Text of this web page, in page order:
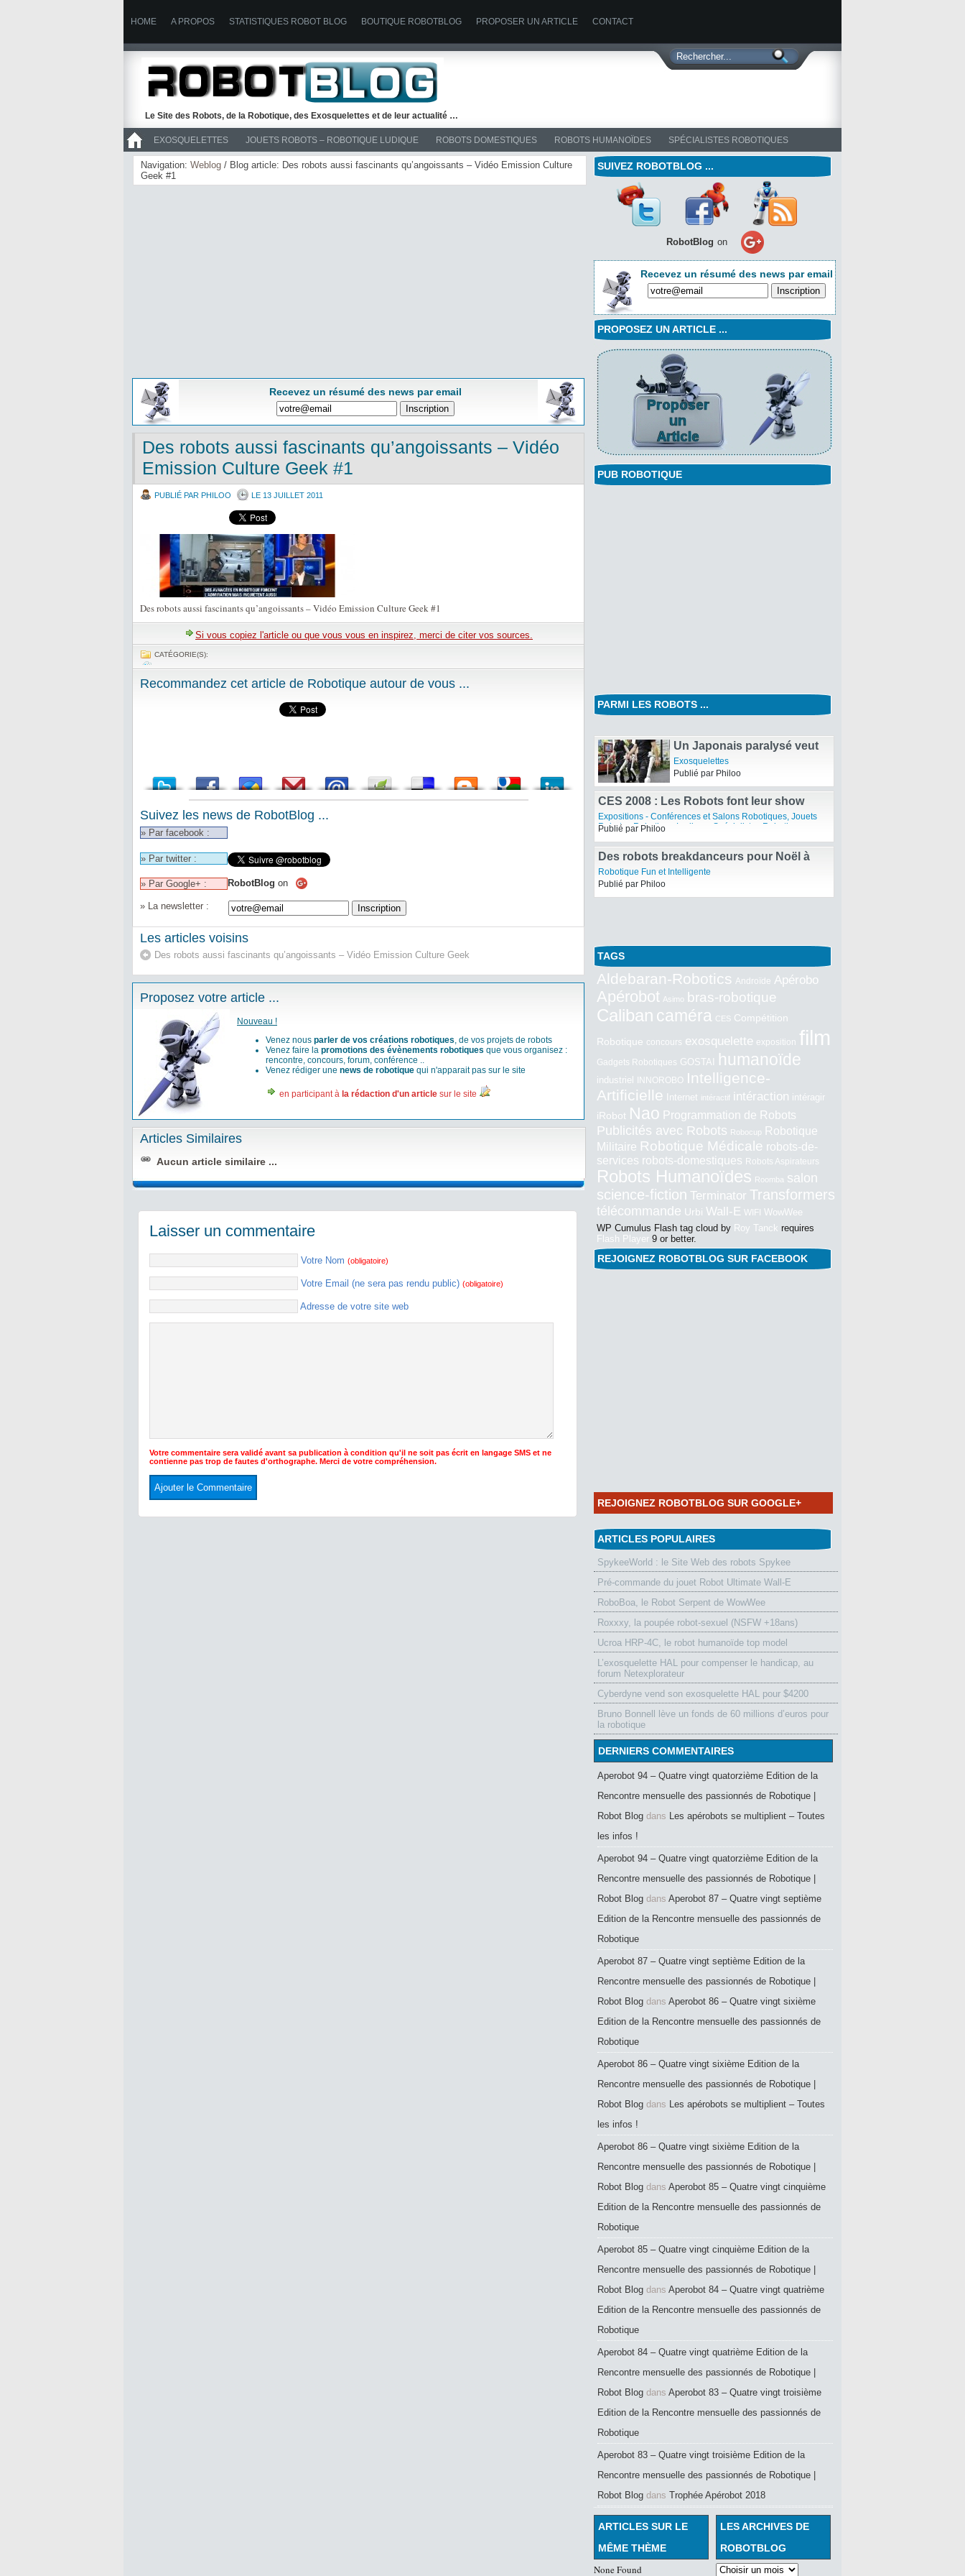
HOME A PROPOS STATISTIQUES ROBOT BLOG BOUTIQUE ROBOTBLOG PROPOSER UN ARTICLE CONTACT
Le Site des Robots, de la Robotique, des Exosquelettes et de leur actualité …
EXOSQUELETTES JOUETS ROBOTS – ROBOTIQUE LUDIQUE ROBOTS DOMESTIQUES ROBOTS HUMANOÏDES SPÉCIALISTES ROBOTIQUES
>> ROBOTS
Navigation: Weblog / Blog article: Des robots aussi fascinants qu’angoissants – Vidéo Emission Culture
Geek #1
Recevez un résumé des news par email
Des robots aussi fascinants qu’angoissants – Vidéo
Emission Culture Geek #1
PUBLIÉ PAR PHILOO LE 13 JUILLET 2011
Des robots aussi fascinants qu’angoissants – Vidéo Emission Culture Geek #1
Si vous copiez l'article ou que vous vous en inspirez, merci de citer vos sources.
CATÉGORIE(S):
Recommandez cet article de Robotique autour de vous ...
Suivez les news de RobotBlog ...
» Par facebook :
» Par twitter :
» Par Google+ : RobotBlog on
» La newsletter :
Les articles voisins
Des robots aussi fascinants qu’angoissants – Vidéo Emission Culture Geek
Proposez votre article ...
Nouveau !
Venez nous parler de vos créations robotiques, de vos projets de robots
Venez faire la promotions des évènements robotiques que vous organisez :
rencontre, concours, forum, conférence ..
Venez rédiger une news de robotique qui n'apparait pas sur le site
en participant à la rédaction d'un article sur le site
Articles Similaires
Aucun article similaire ...
Laisser un commentaire
Votre Nom (obligatoire)
Votre Email (ne sera pas rendu public) (obligatoire)
Adresse de votre site web
Votre commentaire sera validé avant sa publication à condition qu'il ne soit pas écrit en langage SMS et ne
contienne pas trop de fautes d'orthographe. Merci de votre compréhension.
SUIVEZ ROBOTBLOG ...
RobotBlog on
Recevez un résumé des news par email
PROPOSEZ UN ARTICLE ...
PUB ROBOTIQUE
PARMI LES ROBOTS ...
Pingouin
Programmation de Robots,Robotique
Fun et Intelligente
,Robots de
Compagnie
Publié par Philoo
Un Japonais paralysé veut
gravir le Mont Saint-Michel
grâce à un exosquelette
Exosquelettes
Publié par Philoo
CES 2008 : Les Robots font leur show
Expositions - Conférences et Salons Robotiques,Jouets
Spécialistes Robotiques
Publié par Philoo
Des robots breakdanceurs pour Noël à
TAGS
Aldebaran-Robotics Androïde Apérobo
Apérobot Asimo bras-robotique
Caliban caméra CES Compétition
Robotique concours exosquelette exposition film
Gadgets Robotiques GOSTAI humanoïde
industriel INNOROBO Intelligence-
Artificielle
Internet intéractif intéraction intéragir
iRobot Nao Programmation de Robots
Publicités avec Robots Robocup
Robotique
Militaire Robotique Médicale robots-de-
services robots-domestiques Robots Aspirateurs
Robots Humanoïdes Roomba salon
science-fiction Terminator Transformers
télécommande Urbi Wall-E WIFI WowWee
WP Cumulus Flash tag cloud by Roy Tanck requires
Flash Player 9 or better.
REJOIGNEZ ROBOTBLOG SUR FACEBOOK
REJOIGNEZ ROBOTBLOG SUR GOOGLE+
ARTICLES POPULAIRES
SpykeeWorld : le Site Web des robots Spykee
Pré-commande du jouet Robot Ultimate Wall-E
RoboBoa, le Robot Serpent de WowWee
Roxxxy, la poupée robot-sexuel (NSFW +18ans)
Ucroa HRP-4C, le robot humanoïde top model
L’exosquelette HAL pour compenser le handicap, au
forum Netexplorateur
Cyberdyne vend son exosquelette HAL pour $4200
Bruno Bonnell lève un fonds de 60 millions d’euros pour
la robotique
DERNIERS COMMENTAIRES
Aperobot 94 – Quatre vingt quatorzième Edition de la
Rencontre mensuelle des passionnés de Robotique |
Robot Blog dans Les apérobots se multiplient – Toutes
les infos !
Aperobot 94 – Quatre vingt quatorzième Edition de la
Rencontre mensuelle des passionnés de Robotique |
Robot Blog dans Aperobot 87 – Quatre vingt septième
Edition de la Rencontre mensuelle des passionnés de
Robotique
Aperobot 87 – Quatre vingt septième Edition de la
Rencontre mensuelle des passionnés de Robotique |
Robot Blog dans Aperobot 86 – Quatre vingt sixième
Edition de la Rencontre mensuelle des passionnés de
Robotique
Aperobot 86 – Quatre vingt sixième Edition de la
Rencontre mensuelle des passionnés de Robotique |
Robot Blog dans Les apérobots se multiplient – Toutes
les infos !
Aperobot 86 – Quatre vingt sixième Edition de la
Rencontre mensuelle des passionnés de Robotique |
Robot Blog dans Aperobot 85 – Quatre vingt cinquième
Edition de la Rencontre mensuelle des passionnés de
Robotique
Aperobot 85 – Quatre vingt cinquième Edition de la
Rencontre mensuelle des passionnés de Robotique |
Robot Blog dans Aperobot 84 – Quatre vingt quatrième
Edition de la Rencontre mensuelle des passionnés de
Robotique
Aperobot 84 – Quatre vingt quatrième Edition de la
Rencontre mensuelle des passionnés de Robotique |
Robot Blog dans Aperobot 83 – Quatre vingt troisième
Edition de la Rencontre mensuelle des passionnés de
Robotique
Aperobot 83 – Quatre vingt troisième Edition de la
Rencontre mensuelle des passionnés de Robotique |
Robot Blog dans Trophée Apérobot 2018
LES ARCHIVES DE
ROBOTBLOG
ARTICLES SUR LE
MÊME THÈME
None Found